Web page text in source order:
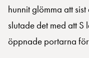
hunnit glömma att
slutade det med att
öppnade portarna